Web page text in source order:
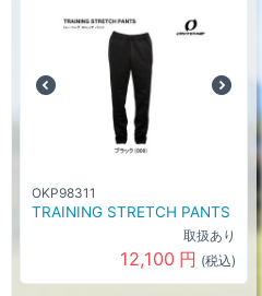
OKP98311
TRAINING STRETCH PANTS
取扱あり
12,100 円 (税込)